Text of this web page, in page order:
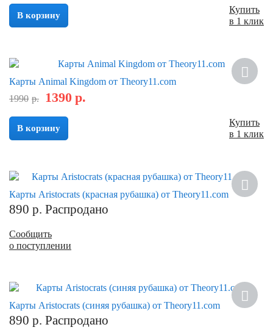
В корзину
Купить
в 1 клик
Карты Animal Kingdom от Theory11.com
1990 р. 1390 р.
В корзину
Купить
в 1 клик
Карты Aristocrats (красная рубашка) от Theory11.com
890 р. Распродано
Сообщить
о поступлении
Карты Aristocrats (синяя рубашка) от Theory11.com
890 р. Распродано